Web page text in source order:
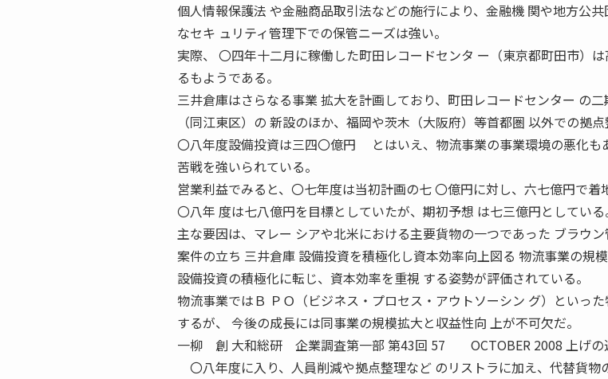
個人情報保護法 や金融商品取引法などの施行により、金融機 関や地方公
なセキ ュリティ管理下での保管ニーズは強い。
実際、 〇四年十二月に稼働した町田レコードセンタ ー（東京都町田市）
るもようである。
三井倉庫はさらなる事業 拡大を計画しており、町田レコードセンター の
（同江東区）の 新設のほか、福岡や茨木（大阪府）等首都圏 以外での拠点
〇八年度設備投資は三四〇億円 とはいえ、物流事業の事業環境の悪化も
苦戦を強いられている。
営業利益でみると、〇七年度は当初計画の七 〇億円に対し、六七億円で着
〇八年 度は七八億円を目標としていたが、期初予想 は七三億円としている
主な要因は、マレー シアや北米における主要貨物の一つであった ブラウ
案件の立ち 三井倉庫 設備投資を積極化し資本効率向上図る 物流事業の規
設備投資の積極化に転じ、資本効率を重視 する姿勢が評価されている。
物流事業ではＢ ＰＯ（ビジネス・プロセス・アウトソーシン グ）といっ
するが、 今後の成長には同事業の規模拡大と収益性向 上が不可欠だ。
一柳 創 大和総研 企業調査第一部 第43回 57 OCTOBER 2008 上げの
〇八年度に入り、人員削減や拠点整理など のリストラに加え、代替貨物